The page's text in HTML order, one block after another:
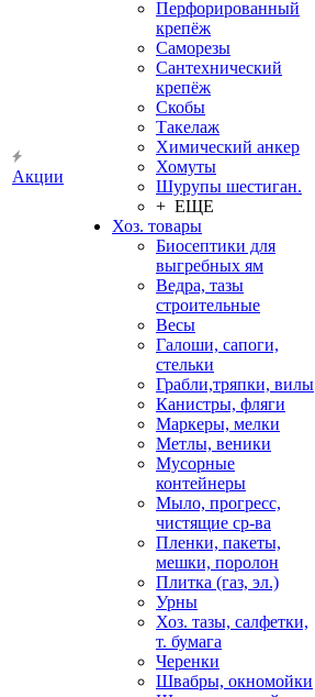
Акции
Перфорированный
крепёж
Саморезы
Сантехнический
крепёж
Скобы
Такелаж
Химический анкер
Хомуты
Шурупы шестиган.
+ ЕЩЕ
Хоз. товары
Биосептики для
выгребных ям
Ведра, тазы
строительные
Весы
Галоши, сапоги,
стельки
Грабли,тряпки, вилы
Канистры, фляги
Маркеры, мелки
Метлы, веники
Мусорные
контейнеры
Мыло, прогресс,
чистящие ср-ва
Пленки, пакеты,
мешки, поролон
Плитка (газ, эл.)
Урны
Хоз. тазы, салфетки,
т. бумага
Черенки
Швабры, окномойки